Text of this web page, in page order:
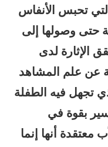
تحبس الأنفاس
حتى وصولها إلى
الإثارة لدى
عن علم المشاهد
تجهل فيه الطفلة
بقوة في
معتقدة أنها إنما